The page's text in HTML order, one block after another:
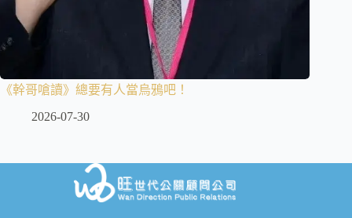
《幹哥嗆讀》總要有人當烏鴉吧！
2026-07-30